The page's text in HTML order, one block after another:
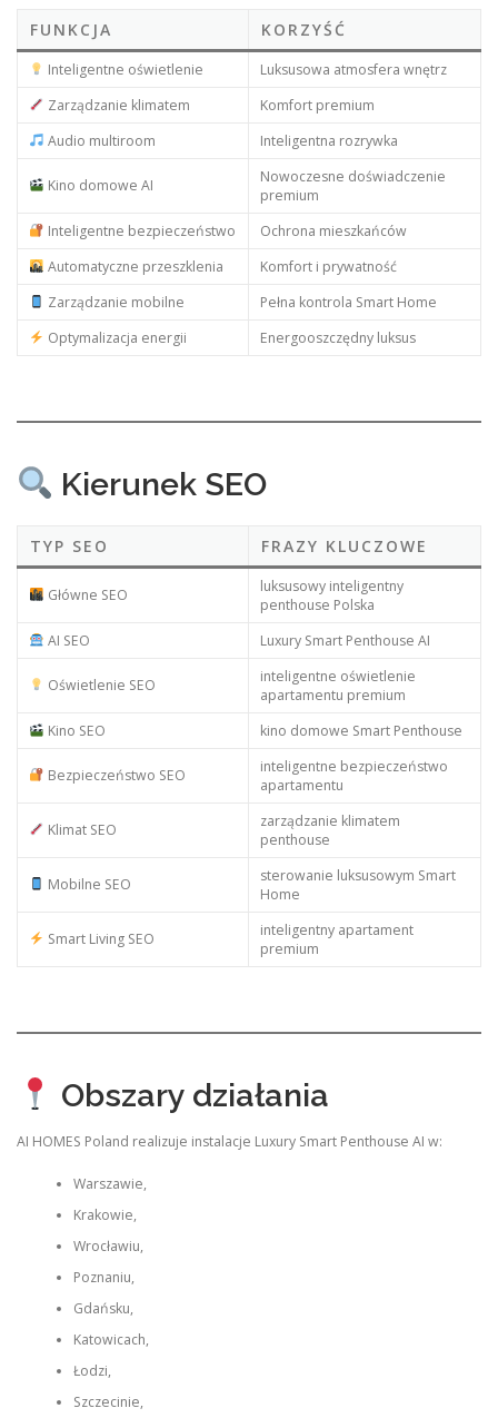
FUNKCJA KORZYŚĆ
Inteligentne oświetlenie
Luksusowa atmosfera wnętrz
Zarządzanie klimatem
Komfort premium
Audio multiroom
Inteligentna rozrywka
Kino domowe AI
Nowoczesne doświadczenie
premium
Inteligentne bezpieczeństwo
Ochrona mieszkańców
Automatyczne przeszklenia
Komfort i prywatność
Zarządzanie mobilne
Pełna kontrola Smart Home
Optymalizacja energii
Energooszczędny luksus
Kierunek SEO
TYP SEO FRAZY KLUCZOWE
Główne SEO
luksusowy inteligentny
penthouse Polska
AI SEO
Luxury Smart Penthouse AI
Oświetlenie SEO
inteligentne oświetlenie
apartamentu premium
Kino SEO
kino domowe Smart Penthouse
Bezpieczeństwo SEO
inteligentne bezpieczeństwo
apartamentu
Klimat SEO
zarządzanie klimatem
penthouse
Mobilne SEO
sterowanie luksusowym Smart
Home
Smart Living SEO
inteligentny apartament
premium
Obszary działania
AI HOMES Poland realizuje instalacje Luxury Smart Penthouse AI w:
Warszawie,
Krakowie,
Wrocławiu,
Poznaniu,
Gdańsku,
Katowicach,
Łodzi,
Szczecinie,